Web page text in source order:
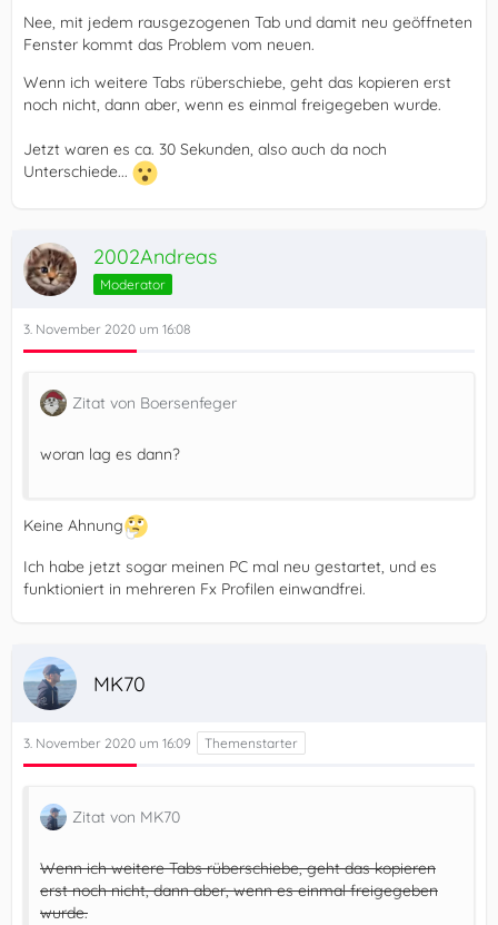
Nee, mit jedem rausgezogenen Tab und damit neu geöffneten
Fenster kommt das Problem vom neuen.
Wenn ich weitere Tabs rüberschiebe, geht das kopieren erst
noch nicht, dann aber, wenn es einmal freigegeben wurde.
Jetzt waren es ca. 30 Sekunden, also auch da noch
Unterschiede...
2002Andreas
Moderator
3. November 2020 um 16:08
Zitat von Boersenfeger
woran lag es dann?
Keine Ahnung
Ich habe jetzt sogar meinen PC mal neu gestartet, und es
funktioniert in mehreren Fx Profilen einwandfrei.
MK70
3. November 2020 um 16:09
Zitat von MK70
Wenn ich weitere Tabs rüberschiebe, geht das kopieren
erst noch nicht, dann aber, wenn es einmal freigegeben
wurde.